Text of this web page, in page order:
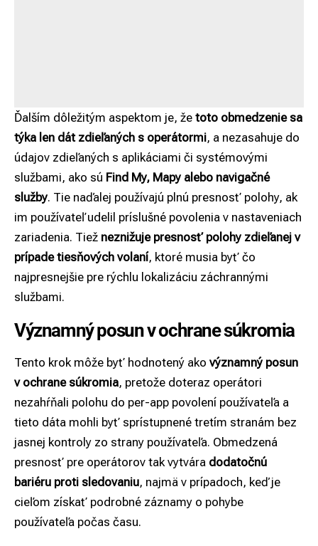
Ďalším dôležitým aspektom je, že toto obmedzenie sa
týka len dát zdieľaných s operátormi, a nezasahuje do
údajov zdieľaných s aplikáciami či systémovými
službami, ako sú Find My, Mapy alebo navigačné
služby. Tie naďalej používajú plnú presnosť polohy, ak
im používateľ udelil príslušné povolenia v nastaveniach
zariadenia. Tiež neznižuje presnosť polohy zdieľanej v
prípade tiesňových volaní, ktoré musia byť čo
najpresnejšie pre rýchlu lokalizáciu záchrannými
službami.
Významný posun v ochrane súkromia
Tento krok môže byť hodnotený ako významný posun
v ochrane súkromia, pretože doteraz operátori
nezahŕňali polohu do per-app povolení používateľa a
tieto dáta mohli byť sprístupnené tretím stranám bez
jasnej kontroly zo strany používateľa. Obmedzená
presnosť pre operátorov tak vytvára dodatočnú
bariéru proti sledovaniu, najmä v prípadoch, keď je
cieľom získať podrobné záznamy o pohybe
používateľa počas času.